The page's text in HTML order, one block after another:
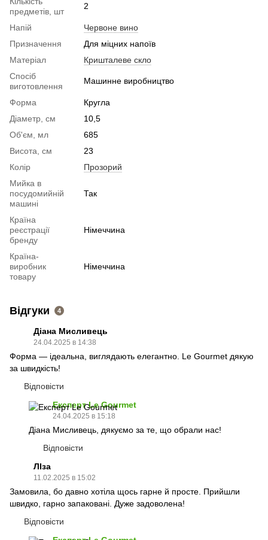
предметів, шт
2
Напій
Червоне вино
Призначення
Для міцних напоїв
Матеріал
Кришталеве скло
Спосіб
виготовлення
Машинне виробництво
Форма
Кругла
Діаметр, см
10,5
Об'єм, мл
685
Висота, см
23
Колір
Прозорий
Мийка в
посудомийній
машині
Так
Країна
реєстрації
бренду
Німеччина
Країна-
виробник
товару
Німеччина
Відгуки 4
Діана Мисливець
24.04.2025 в 14:38
Форма — ідеальна, виглядають елегантно. Le Gourmet дякую
за швидкість!
Відповісти
Експерт Le Gourmet
24.04.2025 в 15:18
Діана Мисливець, дякуємо за те, що обрали нас!
Відповісти
ЛІза
11.02.2025 в 15:02
Замовила, бо давно хотіла щось гарне й просте. Прийшли
швидко, гарно запаковані. Дуже задоволена!
Відповісти